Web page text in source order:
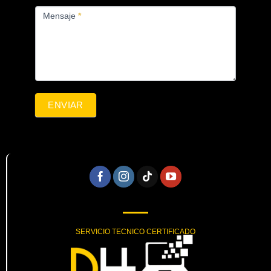
Mensaje*
ENVIAR
SERVICIO TECNICO CERTIFICADO